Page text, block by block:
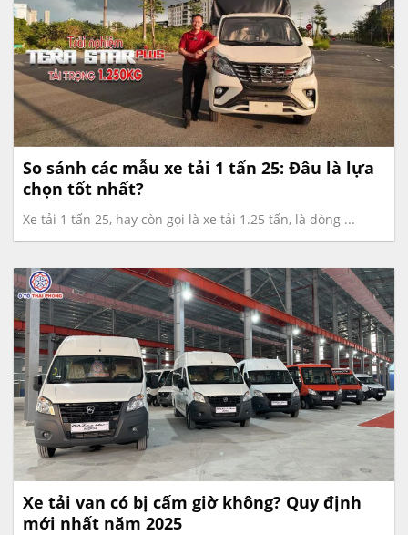
So sánh các mẫu xe tải 1 tấn 25: Đâu là lựa
chọn tốt nhất?
Xe tải 1 tấn 25, hay còn gọi là xe tải 1.25 tấn, là dòng ...
Xe tải van có bị cấm giờ không? Quy định
mới nhất năm 2025